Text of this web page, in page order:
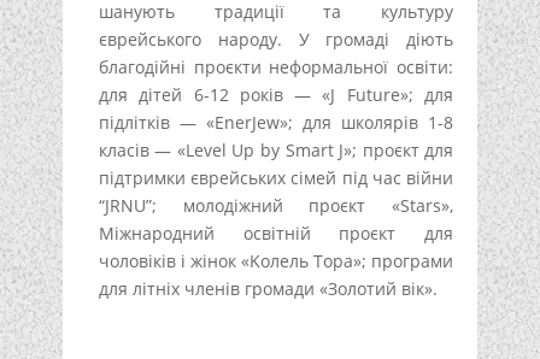
шанують традиції та культуру
єврейського народу. У громаді діють
благодійні проєкти неформальної освіти:
для дітей 6-12 років — «J Future»; для
підлітків — «EnerJew»; для школярів 1-8
класів — «Level Up by Smart J»; проєкт для
підтримки єврейських сімей під час війни
“JRNU”; молодіжний проєкт «Stars»,
Міжнародний освітній проєкт для
чоловіків і жінок «Koлель Тора»; програми
для літніх членів громади «Золотий вік».